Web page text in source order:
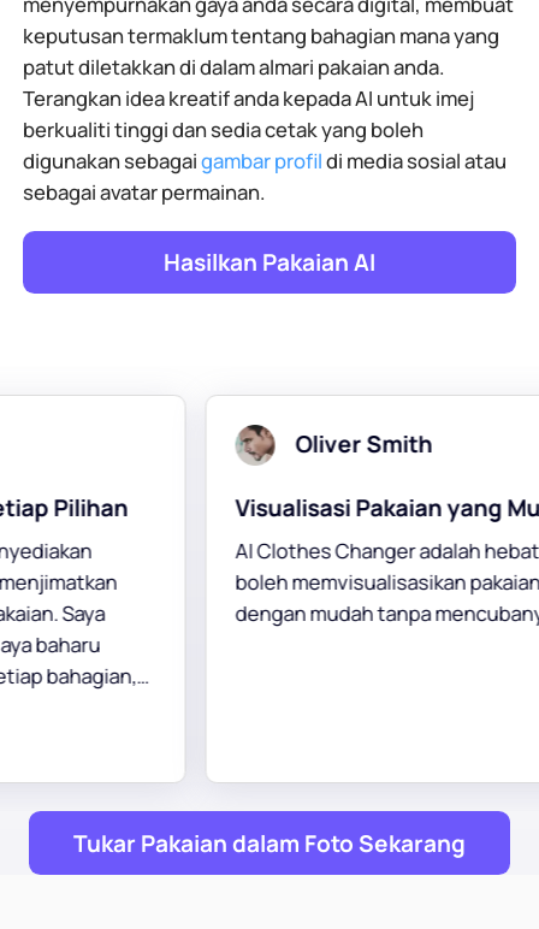
keputusan termaklum tentang bahagian mana yang
patut diletakkan di dalam almari pakaian anda.
Terangkan idea kreatif anda kepada AI untuk imej
berkualiti tinggi dan sedia cetak yang boleh
digunakan sebagaigambar profildi media sosial atau
sebagai avatar permainan.
Hasilkan Pakaian AI
Mudah
hebat! Saya
pakaian saya
Noah Brown
Revolusi Fesyen
Alat Dalam Talian untuk
pakaian pada seseorang adalah
pengubah permainan! Ia
Tukar Pakaian dalam Foto Sekarang